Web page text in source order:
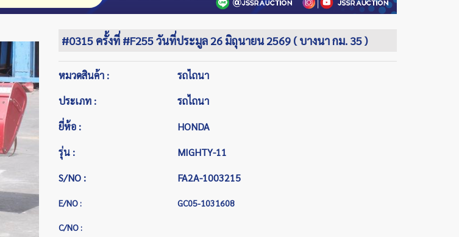
#0315 ครั้งที่ #F255 วันที่ประมูล 26 มิถุนายน 2569 ( บางนา กม. 35 )
หมวดสินค้า :
รถไถนา
ประเภท :
รถไถนา
ยี่ห้อ :
HONDA
รุ่น :
MIGHTY-11
S/NO :
FA2A-1003215
E/NO : GC05-1031608
C/NO :